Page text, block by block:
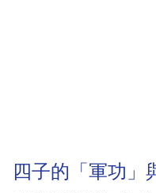
四子的「軍功」